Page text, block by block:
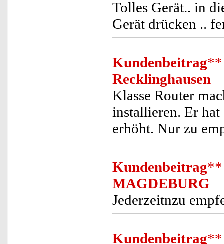
Tolles Gerät.. in
Gerät drücken ..
Kundenbeitrag**
Recklinghausen
Klasse Router
installieren. Er
erhöht. Nur zu
Kundenbeitrag**
MAGDEBURG
Jederzeitnzu
Kundenbeitrag**